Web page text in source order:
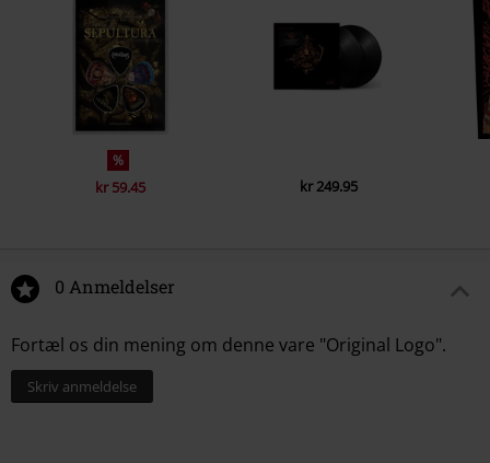
%
kr 59.45 kr 249.95
0 Anmeldelser
Fortæl os din mening om denne vare "Original Logo".
Skriv anmeldelse